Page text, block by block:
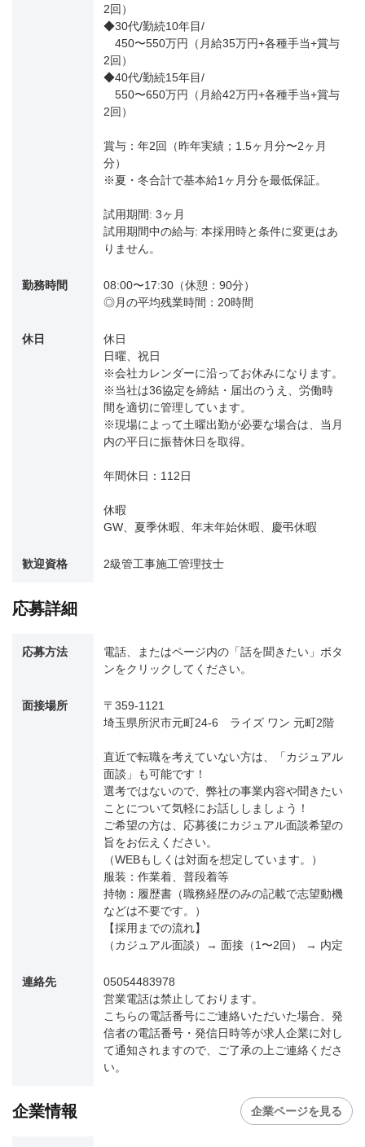
2回）
◆30代/勤続10年目/
450〜550万円（月給35万円+各種手当+賞与
2回）
◆40代/勤続15年目/
550〜650万円（月給42万円+各種手当+賞与
2回）
賞与：年2回（昨年実績；1.5ヶ月分〜2ヶ月
分）
※夏・冬合計で基本給1ヶ月分を最低保証。
試用期間: 3ヶ月
試用期間中の給与: 本採用時と条件に変更はあ
りません。
勤務時間
08:00〜17:30（休憩：90分）
◎月の平均残業時間：20時間
休日
休日
日曜、祝日
※会社カレンダーに沿ってお休みになります。
※当社は36協定を締結・届出のうえ、労働時
間を適切に管理しています。
※現場によって土曜出勤が必要な場合は、当月
内の平日に振替休日を取得。
年間休日：112日
休暇
GW、夏季休暇、年末年始休暇、慶弔休暇
歓迎資格 2級管工事施工管理技士
応募詳細
応募方法
電話、またはページ内の「話を聞きたい」ボタ
ンをクリックしてください。
面接場所
〒359-1121
埼玉県所沢市元町24-6 ライズ ワン 元町2階
直近で転職を考えていない方は、「カジュアル
面談」も可能です！
選考ではないので、弊社の事業内容や聞きたい
ことについて気軽にお話ししましょう！
ご希望の方は、応募後にカジュアル面談希望の
旨をお伝えください。
（WEBもしくは対面を想定しています。）
服装：作業着、普段着等
持物：履歴書（職務経歴のみの記載で志望動機
などは不要です。）
【採用までの流れ】
（カジュアル面談）→ 面接（1〜2回） → 内定
連絡先
05054483978
営業電話は禁止しております。
こちらの電話番号にご連絡いただいた場合、発
信者の電話番号・発信日時等が求人企業に対し
て通知されますので、ご了承の上ご連絡くださ
い。
企業情報 企業ページを見る